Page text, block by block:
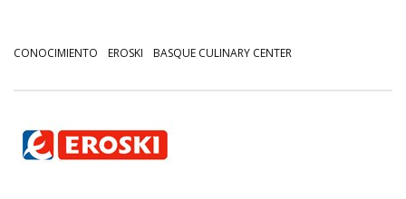
CONOCIMIENTO EROSKI BASQUE CULINARY CENTER